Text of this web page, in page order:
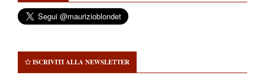
ISCRIVITI ALLA NEWSLETTER